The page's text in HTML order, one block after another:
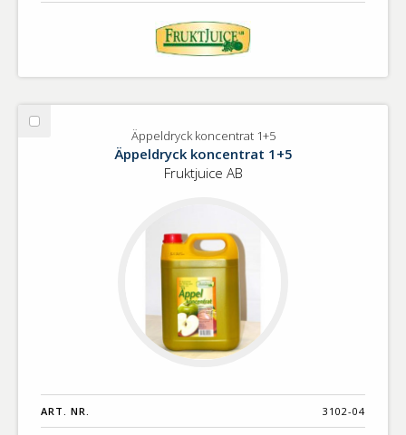
Välj
Äppeldryck koncentrat 1+5
Äppeldryck koncentrat 1+5
Fruktjuice AB
ART. NR. 3102-04